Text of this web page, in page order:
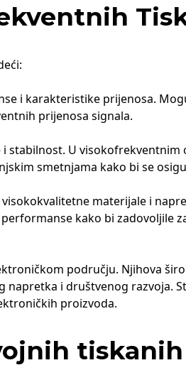
i karakteristike prijenosa.
prijenosa signala.
U visokofrekventnim
smetnjama kako bi se
materijale i
kako bi zadovoljile
području. Njihova
i društvenog razvoja.
proizvoda.